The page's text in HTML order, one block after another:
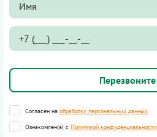
Согласен на обработку персональных данных
Ознакомлен(а) с Политикой конфиденциальности